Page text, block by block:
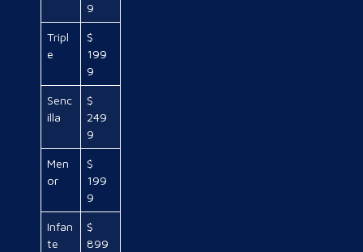
9
Tripl
e
$
199
9
Senc
illa
$
249
9
Men
or
$
199
9
Infan
te
$
899